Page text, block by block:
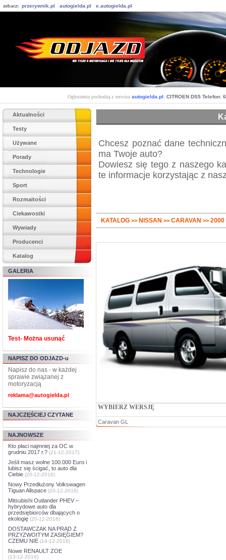
zobacz: przerywnik.pl autogielda.pl e.autogielda.pl
Ogłoszenia pochodzą z serwisu autogielda.pl: CITROEN DS5 Telefon:
Aktualności
Testy
Używane
Porady
Technologie
Sport
Rozmaitości
Ciekawostki
Wywiady
Producenci
Katalog
GALERIA
Test- Można usunąć
NAPISZ DO ODJAZD-u
Napisz do nas - w każdej
sprawie związanej z
motoryzacją
reklama@autogielda.pl
NAJCZĘŚCIEJ CZYTANE
NAJNOWSZE
Kto płaci najmniej za OC w
grudniu 2017 r.? (21-12-2017)
Jeśli masz wolne 100.000 Euro i
lubisz się ścigać, to auto dla
Ciebie (20-12-2016)
Nowy Przedłużony Volkswagen
Tiguan Allspace (20-12-2016)
Mitsubishi Outlander PHEV –
hybrydowe auto dla
przedsiębiorców dbających o
ekologię (20-12-2016)
DOSTAWCZAK NA PRĄD Z
PRZYZWOITYM ZASIĘGIEM?
CZEMU NIE (16-12-2016)
Nowe RENAULT ZOE
(13-12-2016)
Chcesz poznać dane
ma Twoje auto?
Dowiesz się tego z naszego
te informacje korzystając z
KATALOG >> NISSAN >> CARAVAN >> 2000
WYBIERZ WERSJĘ
Caravan GL